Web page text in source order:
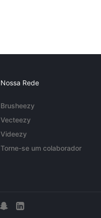
Nossa Rede
Brusheezy
Vecteezy
Videezy
Torne-se um colaborador